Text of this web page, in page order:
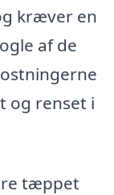
kræver en
af de
og renset i
tæppet